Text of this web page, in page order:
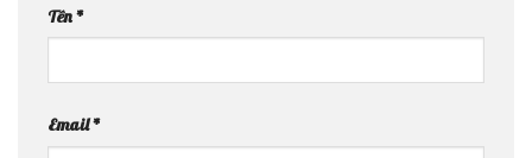
Tên*
Email*